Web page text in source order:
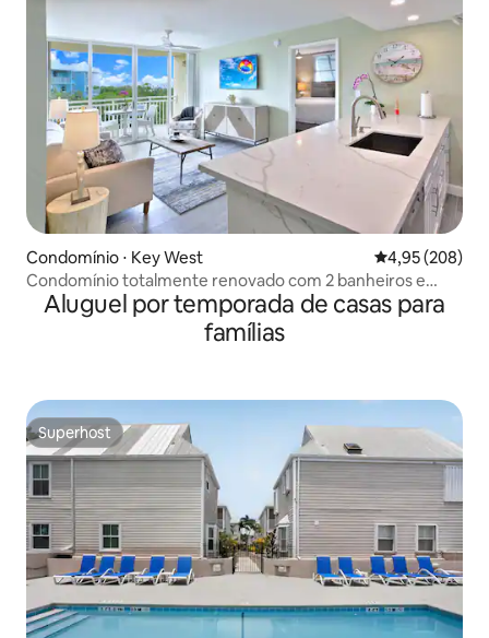
Condomínio ⋅ Key West 4,95 de uma
4,95 (208)
Condomínio totalmente renovado com 2 banheiros e
piscina compartilhada!
Aluguel por temporada de casas para
famílias
Superhost
Superhost